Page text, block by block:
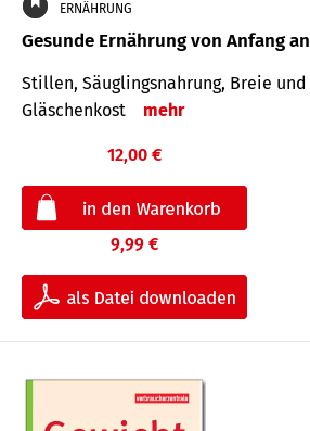
ERNÄHRUNG
Gesunde Ernährung von Anfang an
Stillen, Säuglingsnahrung, Breie und
Gläschenkost
mehr
12,00 €
9,99 €